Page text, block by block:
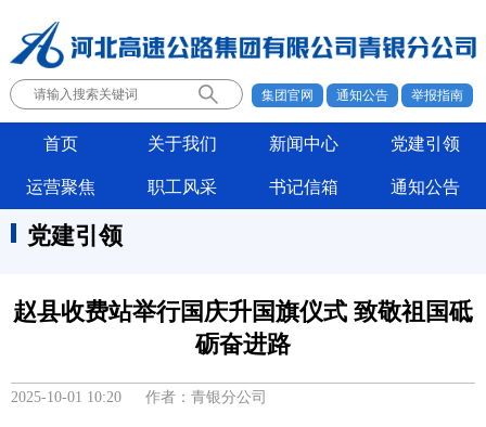
集团官网 通知公告 举报指南
首页 关于我们 新闻中心 党建引领
运营聚焦 职工风采 书记信箱 通知公告
党建引领
赵县收费站举行国庆升国旗仪式 致敬祖国砥
砺奋进路
2025-10-01 10:20 作者：青银分公司